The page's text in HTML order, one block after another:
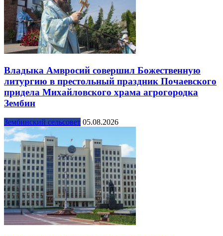
Владыка Амвросий совершил Божественную
литургию в престольный праздник Почаевского
придела Михайловского храма агрогородка
Зембин
Зембинский сельсовет 05.08.2026